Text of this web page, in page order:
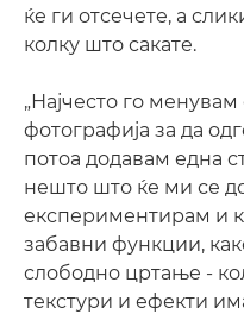
ќе ги отсечете, а
колку што сакате.
„Најчесто го
фотографија за да
потоа додавам една
нешто што ќе ми се
експериментирам и
забавни функции,
слободно цртање -
текстури и ефекти